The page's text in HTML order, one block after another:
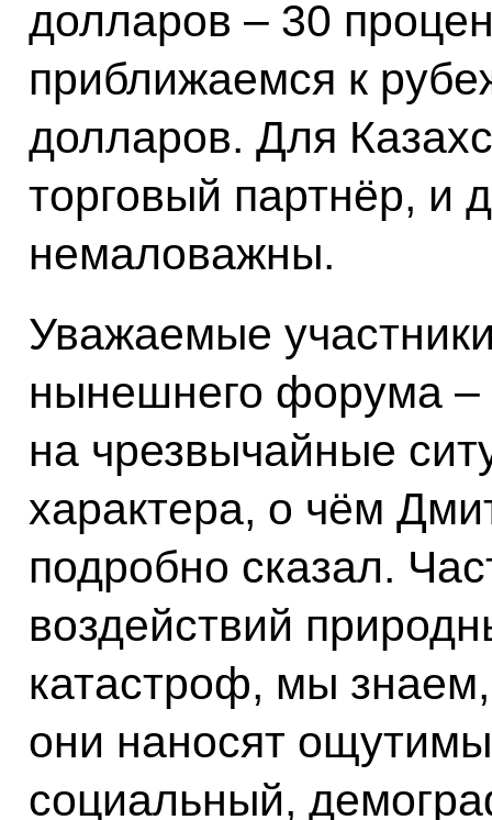
долларов – 30
приближаемся к
долларов. Для
торговый партнёр, и
немаловажны.
Уважаемые
нынешнего форума –
на чрезвычайные
характера, о чём
подробно сказал.
воздействий
катастроф, мы
они наносят
социальный,